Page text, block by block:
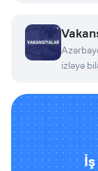
izləyə
İş